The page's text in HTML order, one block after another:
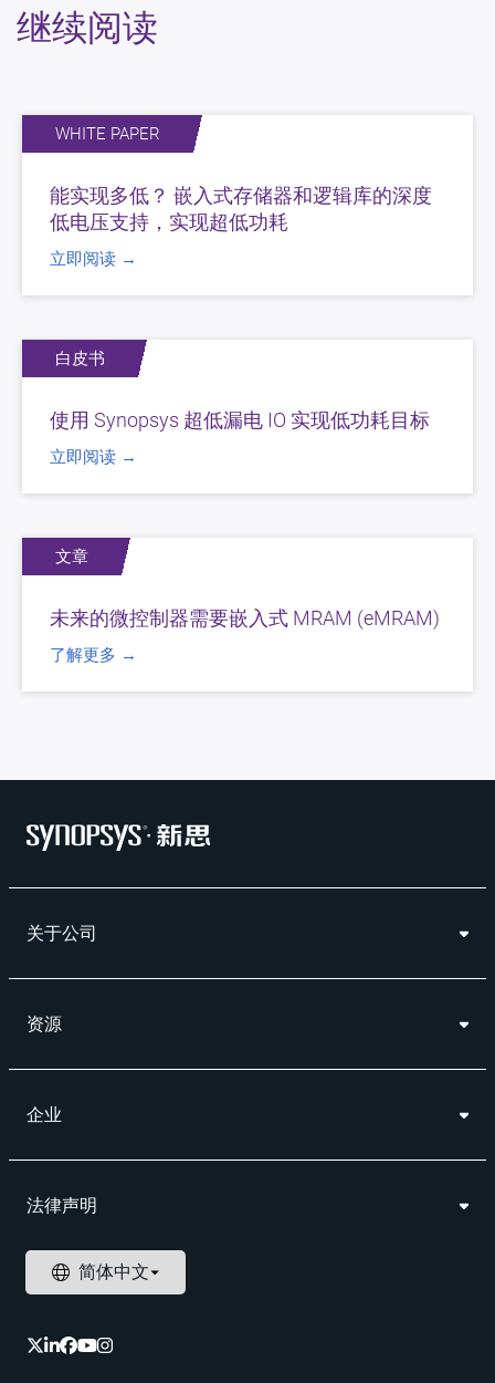
继续阅读
WHITE PAPER
能实现多低？ 嵌入式存储器和逻辑库的深度
低电压支持，实现超低功耗
立即阅读 →
白皮书
使用 Synopsys 超低漏电 IO 实现低功耗目标
立即阅读 →
文章
未来的微控制器需要嵌入式 MRAM (eMRAM)
了解更多 →
关于公司
资源
企业
法律声明